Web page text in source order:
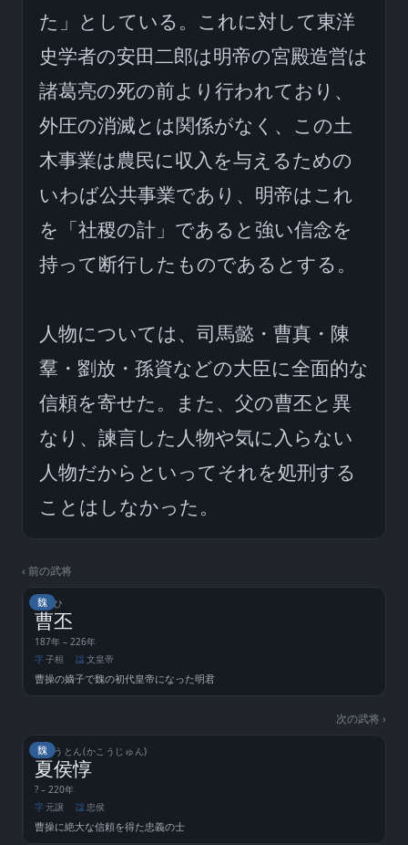
た」としている。これに対して東洋
史学者の安田二郎は明帝の宮殿造営は
諸葛亮の死の前より行われており、
外圧の消滅とは関係がなく、この土
木事業は農民に収入を与えるための
いわば公共事業であり、明帝はこれ
を「社稷の計」であると強い信念を
持って断行したものであるとする。
人物については、司馬懿・曹真・陳
羣・劉放・孫資などの大臣に全面的な
信頼を寄せた。また、父の曹丕と異
なり、諫言した人物や気に入らない
人物だからといってそれを処刑する
ことはしなかった。
‹ 前の武将
魏
そうひ
曹丕
187年 – 226年
字子桓 諡文皇帝
曹操の嫡子で魏の初代皇帝になった明君
次の武将 ›
魏
かこうとん(かこうじゅん)
夏侯惇
? – 220年
字 元譲 諡忠侯
曹操に絶大な信頼を得た忠義の士